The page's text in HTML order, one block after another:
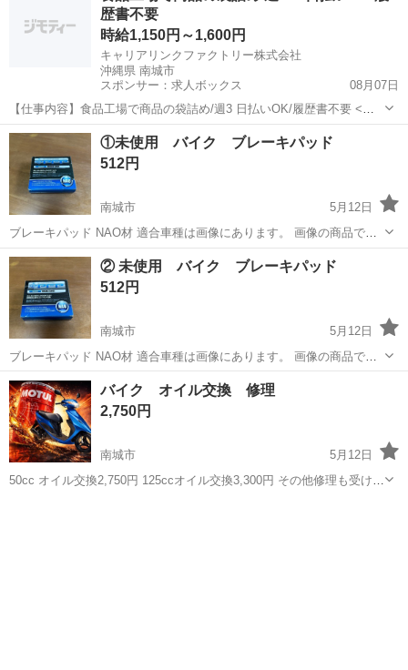
歴書不要
時給1,150円～1,600円
キャリアリンクファクトリー株式会社
沖縄県 南城市
スポンサー：求人ボックス
08月07日
【仕事内容】食品工場で商品の袋詰め/週3 日払いOK/履歴書不要 <給
与> 時給1150～1600円 <勤務地> 沖縄県 南城市 「社員を企業に派遣し
て終わり」ではありません/ 就業中のモチベーション維持やフォロー対
応のために 派...
アルバイト・パート
①未使用 バイク ブレーキパッド
512円
南城市
5月12日
ブレーキパッド NAO材 適合車種は画像にあります。 画像の商品で
す。 気軽に声をかけてください。😊🙇‍♂️ 必要な方、宜しくお願いしま
す。 現物確認後に購入でお願いします😁 3nでよろしくお願いしま
す。😊 ※詳し...
沖縄 南城市 その他 ブレーキパッド
② 未使用 バイク ブレーキパッド
512円
南城市
5月12日
ブレーキパッド NAO材 適合車種は画像にあります。 画像の商品で
す。 気軽に声をかけてください。😊🙇‍♂️ 必要な方、宜しくお願いしま
す。 現物確認後に購入でお願いします😁 3nでよろしくお願いしま
す。😊 ※詳し...
沖縄 南城市 その他 ブレーキパッド
バイク オイル交換 修理
2,750円
南城市
5月12日
50cc オイル交換2,750円 125ccオイル交換3,300円 その他修理も受け付